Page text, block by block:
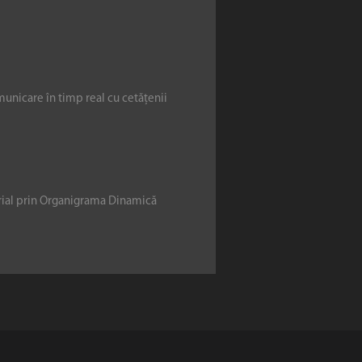
în timp real cu cetățenii
prin Organigrama Dinamică